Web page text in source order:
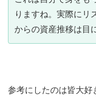
りますね。実際にリ
からの資産推移は目
参考にしたのは皆大好